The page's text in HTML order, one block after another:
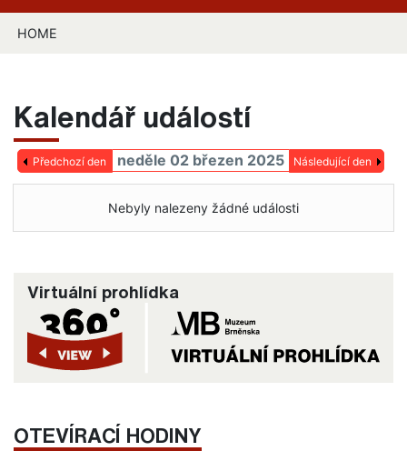
HOME
Kalendář událostí
Předchozí den neděle 02 březen 2025 Následující den
Nebyly nalezeny žádné události
Virtuální prohlídka
OTEVÍRACÍ HODINY